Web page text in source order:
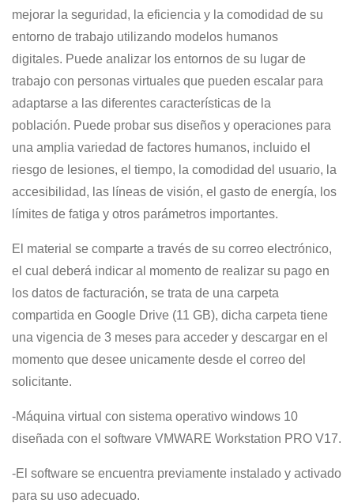
mejorar la seguridad, la eficiencia y la comodidad de su
entorno de trabajo utilizando modelos humanos
digitales. Puede analizar los entornos de su lugar de
trabajo con personas virtuales que pueden escalar para
adaptarse a las diferentes características de la
población. Puede probar sus diseños y operaciones para
una amplia variedad de factores humanos, incluido el
riesgo de lesiones, el tiempo, la comodidad del usuario, la
accesibilidad, las líneas de visión, el gasto de energía, los
límites de fatiga y otros parámetros importantes.
El material se comparte a través de su correo electrónico,
el cual deberá indicar al momento de realizar su pago en
los datos de facturación, se trata de una carpeta
compartida en Google Drive (11 GB), dicha carpeta tiene
una vigencia de 3 meses para acceder y descargar en el
momento que desee unicamente desde el correo del
solicitante.
-Máquina virtual con sistema operativo windows 10
diseñada con el software VMWARE Workstation PRO V17.
-El software se encuentra previamente instalado y activado
para su uso adecuado.